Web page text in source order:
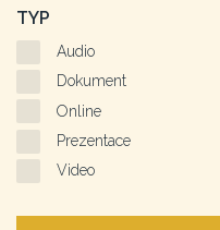
TYP
Audio
Dokument
Online
Prezentace
Video